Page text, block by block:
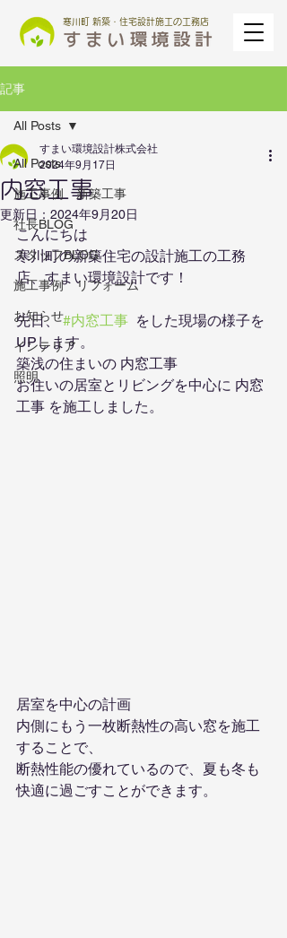
寒川町 新築・住宅設計施工の工務店
記事
All Posts
施工事例 新築工事
社長BLOG
スタッフBLOG
施工事例 リフォーム
お知らせ
インテリア
照明
All Posts
内窓工事
すまい環境設計株式会社
2024年9月17日
更新日： 2024年9月20日
こんにちは
寒川町の新築住宅の設計施工の工務
店、すまい環境設計です！
先日、 #内窓工事
  をした現場の様子を
UPします。
築浅の住まいの 内窓工事
お住いの居室とリビングを中心に 内窓
工事 を施工しました。
居室を中心の計画
内側にもう一枚断熱性の高い窓を施工
することで、
断熱性能の優れているので、夏も冬も
快適に過ごすことができます。